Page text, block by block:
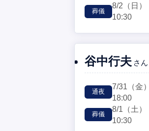
葬儀
8/2 （日）
10:30
谷中行夫 さん
通夜
7/31 （金）
18:00
葬儀
8/1 （土）
10:30